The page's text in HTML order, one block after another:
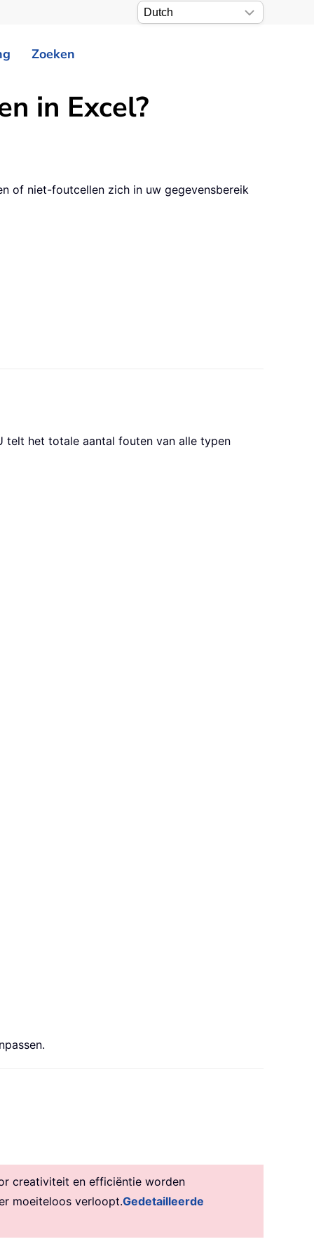
Zoeken
in Excel?
of niet-foutcellen zich in uw gegevensbereik
telt het totale aantal fouten van alle typen
creativiteit en efficiëntie worden
moeiteloos verloopt.Gedetailleerde